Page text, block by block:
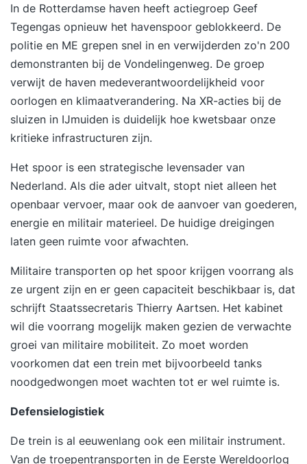
In de Rotterdamse haven heeft actiegroep Geef
Tegengas opnieuw het havenspoor geblokkeerd. De
politie en ME grepen snel in en verwijderden zo'n 200
demonstranten bij de Vondelingenweg. De groep
verwijt de haven medeverantwoordelijkheid voor
oorlogen en klimaatverandering. Na XR-acties bij de
sluizen in IJmuiden is duidelijk hoe kwetsbaar onze
kritieke infrastructuren zijn.
Het spoor is een strategische levensader van
Nederland. Als die ader uitvalt, stopt niet alleen het
openbaar vervoer, maar ook de aanvoer van goederen,
energie en militair materieel. De huidige dreigingen
laten geen ruimte voor afwachten.
Militaire transporten op het spoor krijgen voorrang als
ze urgent zijn en er geen capaciteit beschikbaar is, dat
schrijft Staatssecretaris Thierry Aartsen. Het kabinet
wil die voorrang mogelijk maken gezien de verwachte
groei van militaire mobiliteit. Zo moet worden
voorkomen dat een trein met bijvoorbeeld tanks
noodgedwongen moet wachten tot er wel ruimte is.
Defensielogistiek
De trein is al eeuwenlang ook een militair instrument.
Van de troepentransporten in de Eerste Wereldoorlog